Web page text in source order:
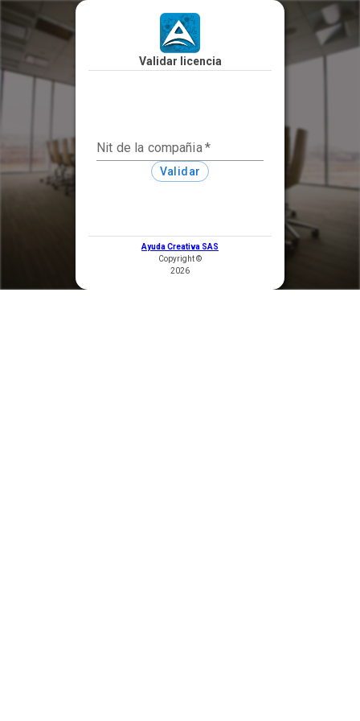
Validar licencia
Nit de la compañia*
Validar
Ayuda Creativa SAS
Copyright ©
2026